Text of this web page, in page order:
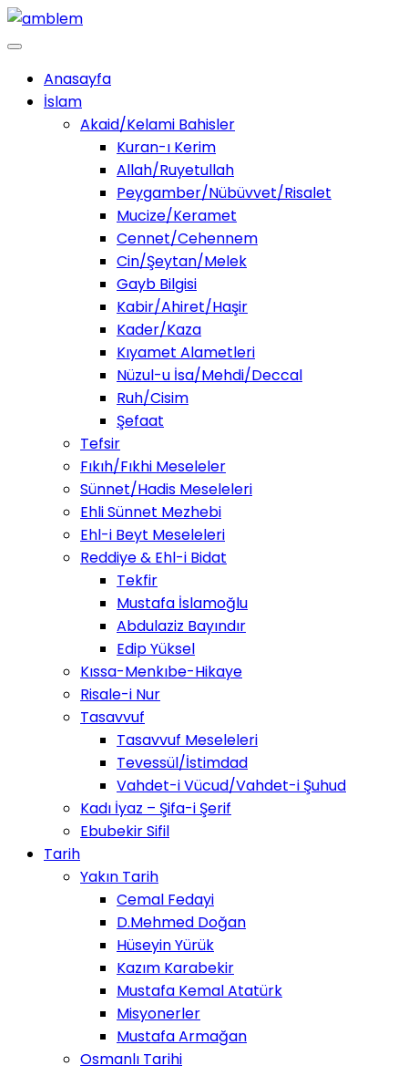
Anasayfa
İslam
Akaid/Kelami Bahisler
Kuran-ı Kerim
Allah/Ruyetullah
Peygamber/Nübüvvet/Risalet
Mucize/Keramet
Cennet/Cehennem
Cin/Şeytan/Melek
Gayb Bilgisi
Kabir/Ahiret/Haşir
Kader/Kaza
Kıyamet Alametleri
Nüzul-u İsa/Mehdi/Deccal
Ruh/Cisim
Şefaat
Tefsir
Fıkıh/Fıkhi Meseleler
Sünnet/Hadis Meseleleri
Ehli Sünnet Mezhebi
Ehl-i Beyt Meseleleri
Reddiye & Ehl-i Bidat
Tekfir
Mustafa İslamoğlu
Abdulaziz Bayındır
Edip Yüksel
Kıssa-Menkıbe-Hikaye
Risale-i Nur
Tasavvuf
Tasavvuf Meseleleri
Tevessül/İstimdad
Vahdet-i Vücud/Vahdet-i Şuhud
Kadı İyaz – Şifa-i Şerif
Ebubekir Sifil
Tarih
Yakın Tarih
Cemal Fedayi
D.Mehmed Doğan
Hüseyin Yürük
Kazım Karabekir
Mustafa Kemal Atatürk
Misyonerler
Mustafa Armağan
Osmanlı Tarihi